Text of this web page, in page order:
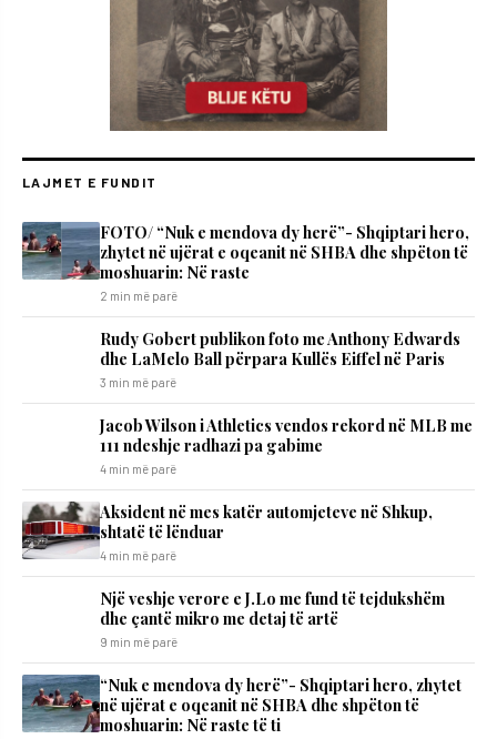
LAJMET E FUNDIT
FOTO/ “Nuk e mendova dy herë”- Shqiptari hero,
zhytet në ujërat e oqeanit në SHBA dhe shpëton të
moshuarin: Në raste
2 min më parë
Rudy Gobert publikon foto me Anthony Edwards
dhe LaMelo Ball përpara Kullës Eiffel në Paris
3 min më parë
Jacob Wilson i Athletics vendos rekord në MLB me
111 ndeshje radhazi pa gabime
4 min më parë
Aksident në mes katër automjeteve në Shkup,
shtatë të lënduar
4 min më parë
Një veshje verore e J.Lo me fund të tejdukshëm
dhe çantë mikro me detaj të artë
9 min më parë
“Nuk e mendova dy herë”- Shqiptari hero, zhytet
në ujërat e oqeanit në SHBA dhe shpëton të
moshuarin: Në raste të ti